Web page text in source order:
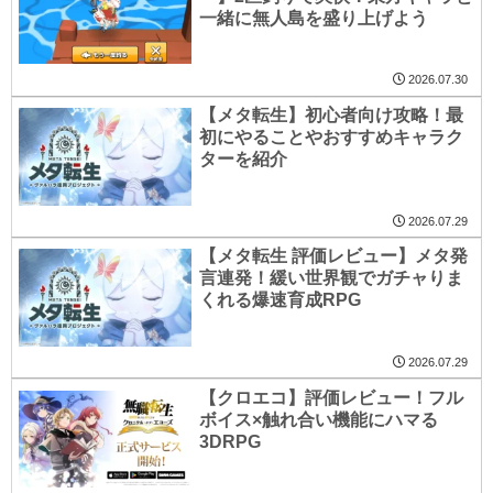
一緒に無人島を盛り上げよう
2026.07.30
【メタ転生】初心者向け攻略！最
初にやることやおすすめキャラク
ターを紹介
2026.07.29
【メタ転生 評価レビュー】メタ発
言連発！緩い世界観でガチャりま
くれる爆速育成RPG
2026.07.29
【クロエコ】評価レビュー！フル
ボイス×触れ合い機能にハマる
3DRPG